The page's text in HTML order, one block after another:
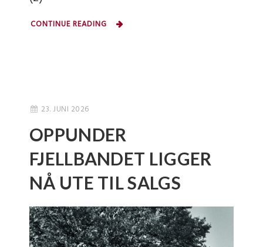
CONTINUE READING
23. JUNI 2026
OPPUNDER
FJELLBANDET LIGGER
NÅ UTE TIL SALGS